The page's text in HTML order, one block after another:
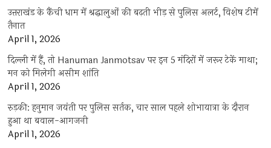
उत्तराखंड के कैंची धाम में श्रद्धालुओं की बढ़ती भीड़ से पुलिस अलर्ट, विशेष टीमें
तैनात
April 1, 2026
दिल्ली में हैं, तो Hanuman Janmotsav पर इन 5 मंदिरों में जरूर टेकें माथा;
मन को मिलेगी असीम शांति
April 1, 2026
रुड़की: हनुमान जयंती पर पुलिस सर्तक, चार साल पहले शोभायात्रा के दौरान
हुआ था बवाल-आगजनी
April 1, 2026